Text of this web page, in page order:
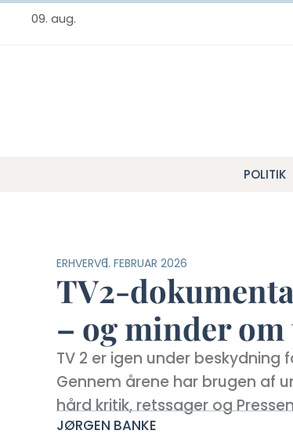
09. aug.
POLITIK
ERHVERV6. FEBRUAR 2026
TV2-
– og minder
TV 2 er igen under beskydning
Gennem årene har brugen af
hård kritik, retssager og
JØRGEN BANKE